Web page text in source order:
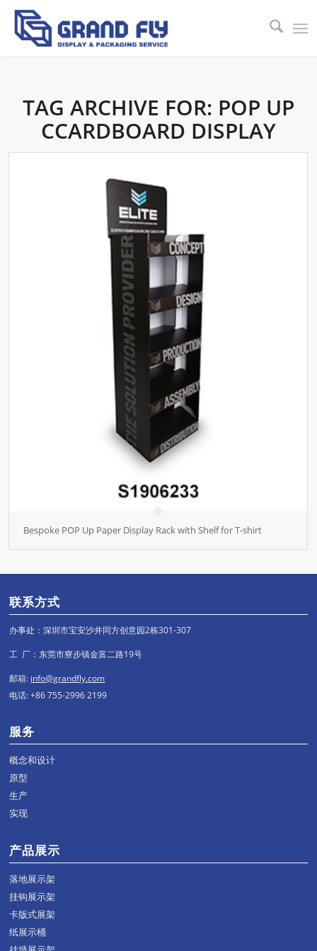
TAG ARCHIVE FOR: POP UP
CCARDBOARD DISPLAY
Bespoke POP Up Paper Display Rack with Shelf for T-shirt
联系方式
办事处：深圳市宝安沙井同方创意园2栋301-307
工 厂：东莞市寮步镇金富二路19号
邮箱: info@grandfly.com
电话: +86 755-2996 2199
服务
概念和设计
原型
生产
实现
产品展示
落地展示架
挂钩展示架
卡版式展架
纸展示桶